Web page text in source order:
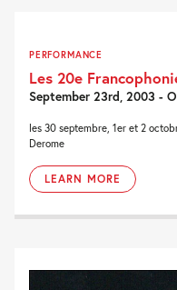
PERFORMANCE
Les 20e
September 23rd, 2003 -
les 30 septembre, 1er et 2
Derome
LEARN MORE